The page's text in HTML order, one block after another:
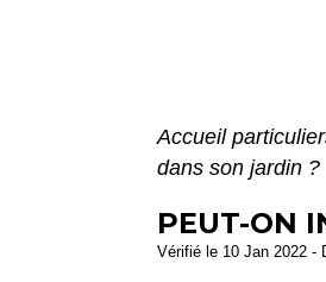
Accueil
dans son jardin ?
PEUT-ON
Vérifié le 10 Jan 2022 -